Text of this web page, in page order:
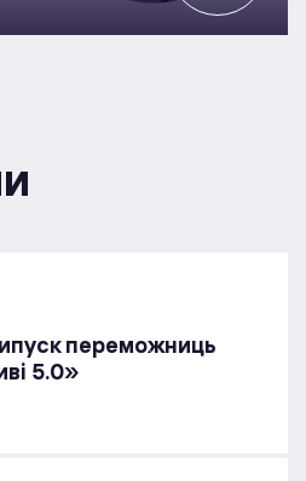
переможниць
5.0»